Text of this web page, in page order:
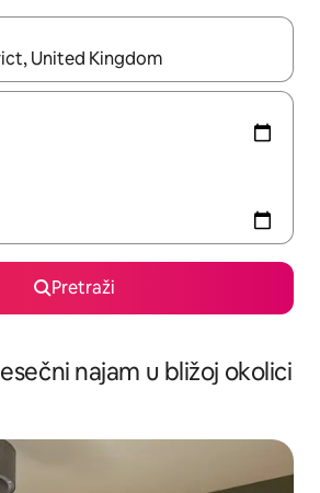
rezultati, moći ćete ih pregledati
Pretraži
najam u bližoj okolici
s oznakom „Odabrali gosti”